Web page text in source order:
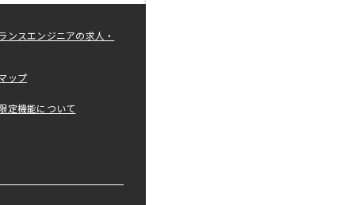
ンスエンジニアの求人・
ップ
定機能について